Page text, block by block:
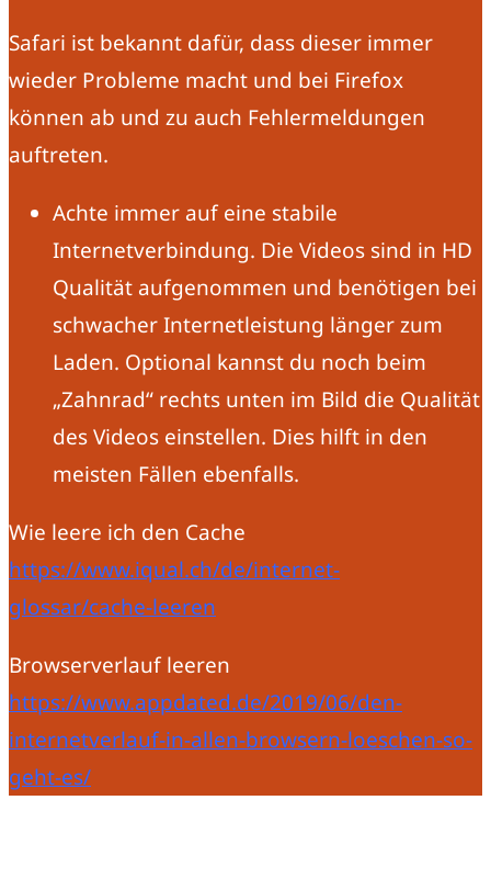
Safari ist bekannt dafür, dass dieser immer
wieder Probleme macht und bei Firefox
können ab und zu auch Fehlermeldungen
auftreten.
Achte immer auf eine stabile
Internetverbindung. Die Videos sind in HD
Qualität aufgenommen und benötigen bei
schwacher Internetleistung länger zum
Laden. Optional kannst du noch beim
„Zahnrad“ rechts unten im Bild die Qualität
des Videos einstellen. Dies hilft in den
meisten Fällen ebenfalls.
Wie leere ich den Cache
https://www.iqual.ch/de/internet-
glossar/cache-leeren
Browserverlauf leeren
https://www.appdated.de/2019/06/den-
internetverlauf-in-allen-browsern-loeschen-so-
geht-es/